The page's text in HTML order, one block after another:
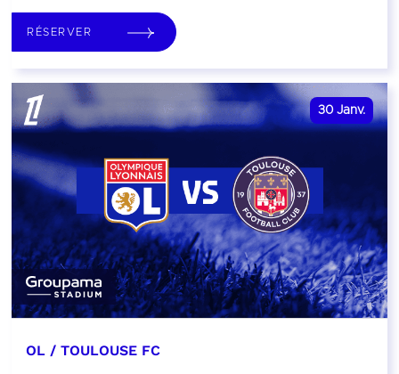
RÉSERVER
30 Janv.
OL / TOULOUSE FC